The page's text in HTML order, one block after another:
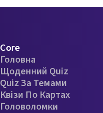
Core
Головна
Щоденний Quiz
Quiz За Темами
Квізи По Картах
Головоломки